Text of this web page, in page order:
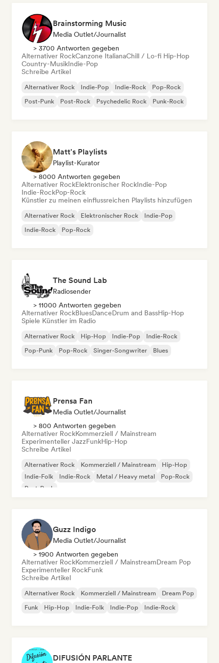
Brainstorming Music
Media Outlet/Journalist
> 3700 Antworten gegeben
Alternativer RockCanzone ItalianaChill / Lo-fi Hip-Hop
Country-MusikIndie-Pop
Schreibe Artikel
Alternativer Rock Indie-Pop Indie-Rock
Pop-Rock
Post-Punk
Post-Rock Psychedelic Rock Punk-Rock
Matt's Playlists
Playlist-Kurator
> 8000 Antworten gegeben
Alternativer RockElektronischer RockIndie-Pop
Indie-RockPop-Rock
Künstler zu meinen einflussreichen Playlists hinzufügen
Alternativer Rock Elektronischer Rock
Indie-Pop
Indie-Rock
Pop-Rock
The Sound Lab
Radiosender
> 11000 Antworten gegeben
Alternativer RockBluesDanceDrum and BassHip-Hop
Spiele Künstler im Radio
Alternativer Rock Hip-Hop Indie-Pop
Indie-Rock
Pop-Punk
Pop-Rock Singer-Songwriter Blues
Prensa Fan
Media Outlet/Journalist
> 800 Antworten gegeben
Alternativer RockKommerziell / Mainstream
Experimenteller JazzFunkHip-Hop
Schreibe Artikel
Alternativer Rock Kommerziell / Mainstream
Hip-Hop
Indie-Folk
Indie-Rock Metal / Heavy metal
Pop-Rock
Post-Punk
Guzz Indigo
Media Outlet/Journalist
> 1900 Antworten gegeben
Alternativer RockKommerziell / MainstreamDream Pop
Experimenteller RockFunk
Schreibe Artikel
Alternativer Rock Kommerziell / Mainstream
Dream Pop
Funk
Hip-Hop Indie-Folk Indie-Pop Indie-Rock
DIFUSIÓN PARLANTE